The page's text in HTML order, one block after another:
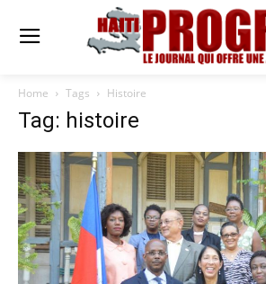
Home Tags Histoire
Tag: histoire